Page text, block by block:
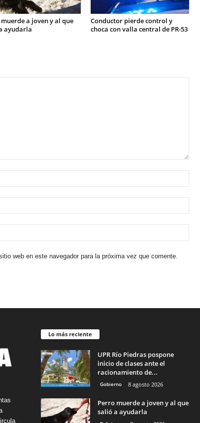
a joven y al que
ayudarla
Conductor pierde control y
choca con valla central de PR-53
web en este navegador para la próxima vez que comente.
Lo más reciente
UPR Río Piedras pospone
inicio de clases ante el
racionamiento de...
Gobierno 8 agosto 2026
Perro muerde a joven y al que
salió a ayudarla